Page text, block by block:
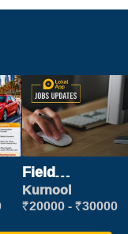
Field
Marketing
Executive
Kurnool
₹20000 - ₹30000